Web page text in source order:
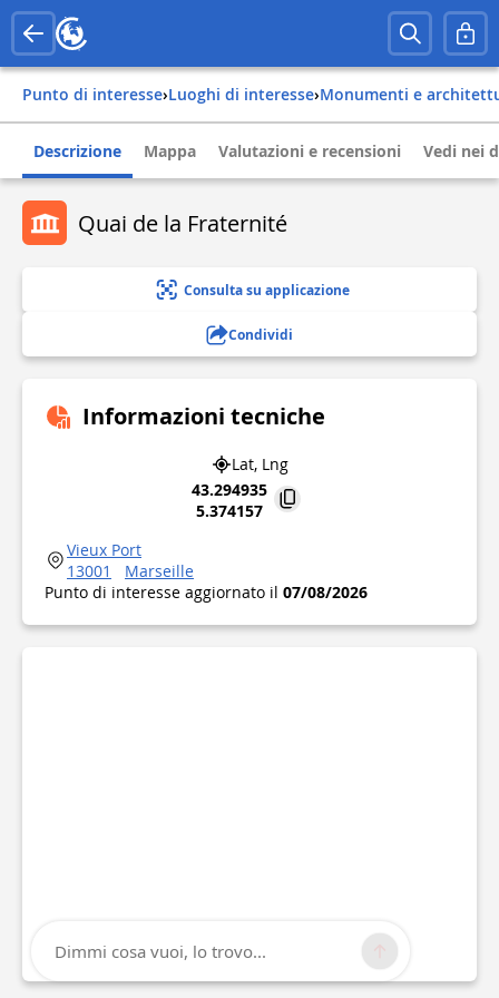
Punto di interesse› Luoghi di interesse› Monumenti e
Descrizione Mappa Valutazioni e recensioni Vedi nei
Quai de la Fraternité
Consulta su applicazione
Condividi
Informazioni tecniche
Lat, Lng
43.294935
5.374157
Vieux Port
13001
Marseille
Punto di interesse aggiornato il 07/08/2026
Dimmi cosa vuoi, lo trovo...